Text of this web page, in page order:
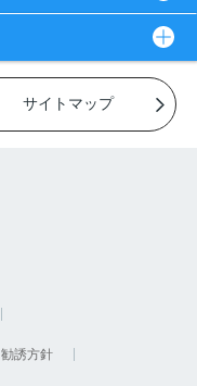
サイトマップ
勧誘方針